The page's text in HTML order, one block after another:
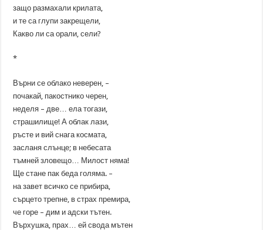
защо размахали крилата,
и те са глупи закрещели,
Какво ли са орали, сели?
*
Върни се облако неверен, –
почакай, пакостнико черен,
неделя – две… ела тогази,
страшилище! А облак лази,
ръсте и вий снага космата,
засланя слънце; в небесата
тъмней зловещо… Милост няма!
Ще стане пак беда голяма. –
на завет всичко се прибира,
сърцето трепне, в страх премира,
че горе – дим и адски тътен.
Върхушка, прах… ей свода мътен